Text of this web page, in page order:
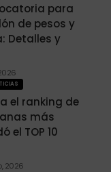
para
de pesos y
Detalles y
el ranking de
más
el TOP 10
2026